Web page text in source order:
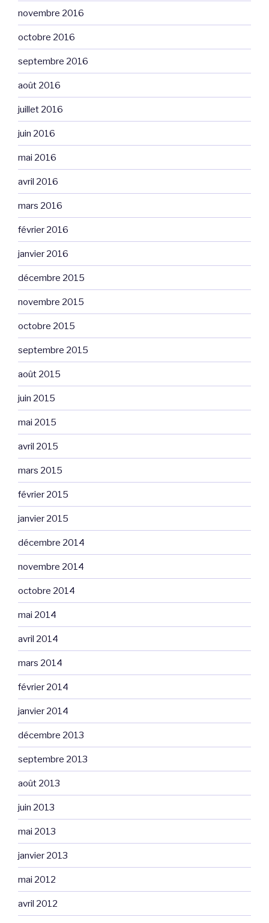
novembre 2016
octobre 2016
septembre 2016
août 2016
juillet 2016
juin 2016
mai 2016
avril 2016
mars 2016
février 2016
janvier 2016
décembre 2015
novembre 2015
octobre 2015
septembre 2015
août 2015
juin 2015
mai 2015
avril 2015
mars 2015
février 2015
janvier 2015
décembre 2014
novembre 2014
octobre 2014
mai 2014
avril 2014
mars 2014
février 2014
janvier 2014
décembre 2013
septembre 2013
août 2013
juin 2013
mai 2013
janvier 2013
mai 2012
avril 2012